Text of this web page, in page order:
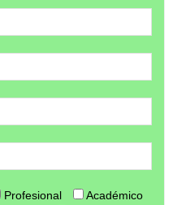
Profesional
Académico